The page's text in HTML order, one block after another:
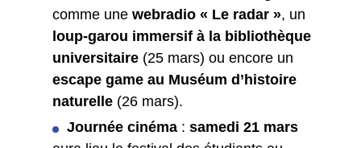
comme une webradio « Le radar », un
loup-garou immersif à la bibliothèque
universitaire (25 mars) ou encore un
escape game au Muséum d’histoire
naturelle (26 mars).
Journée cinéma : samedi 21 mars